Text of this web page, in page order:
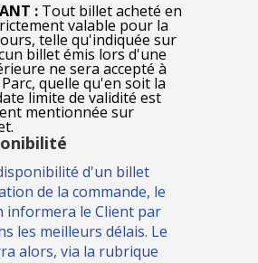
: Tout billet acheté en
valable pour la
telle qu'indiquée sur
billet émis lors d'une
ne sera accepté à
quelle qu'en soit la
limite de validité est
mentionnée sur
d'un billet
de la commande, le
informera le Client par
les meilleurs délais. Le
alors, via la rubrique